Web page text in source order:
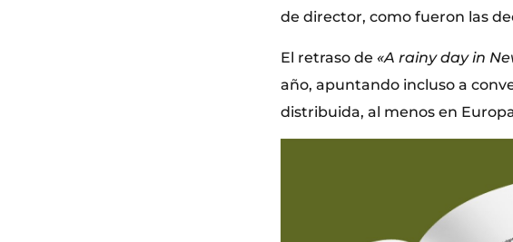
de director, como fueron las
El retraso de «A rainy day in
año, apuntando incluso a
distribuida, al menos en